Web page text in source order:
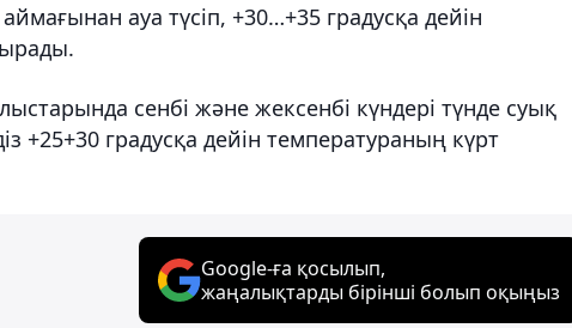
ауа түсіп, +30…+35 градусқа дейін
сенбі және жексенбі күндері түнде суық
+25+30 градусқа дейін температураның күрт
Google-ға қосылып,
жаңалықтарды бірінші болып оқыңыз